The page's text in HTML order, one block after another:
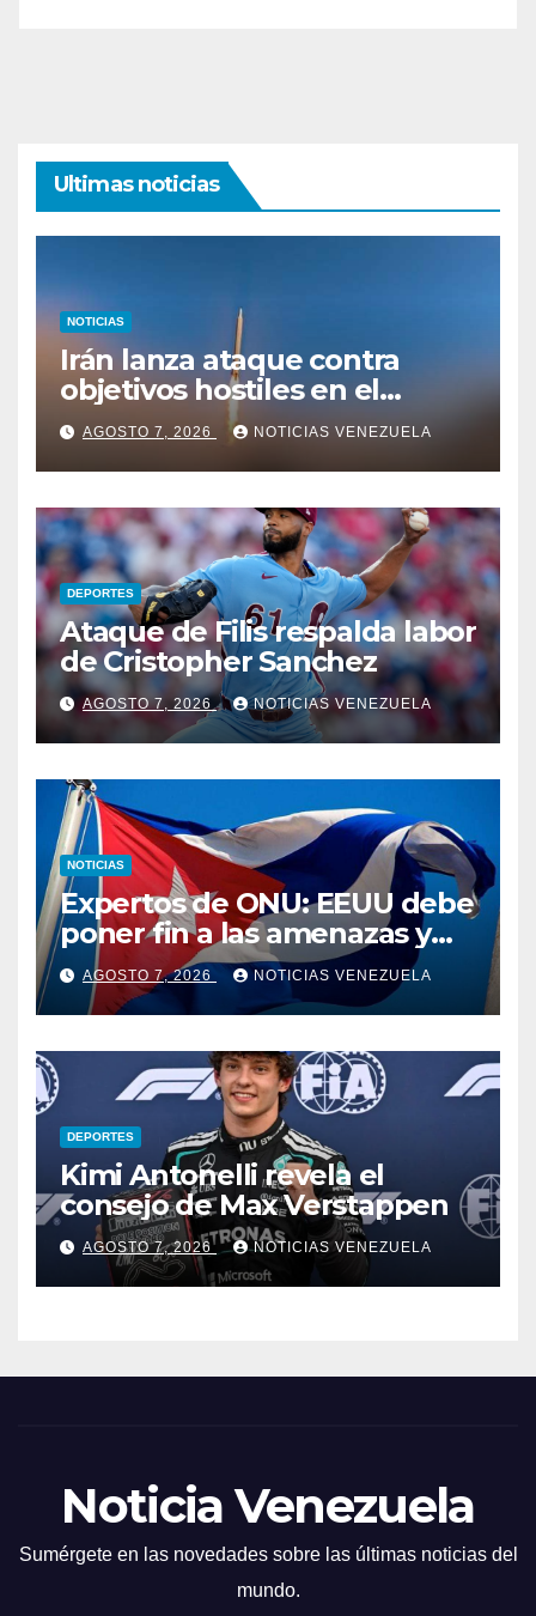
Ultimas noticias
NOTICIAS
Irán lanza ataque contra
objetivos hostiles en el
estrecho de Ormuz
AGOSTO 7, 2026 NOTICIAS VENEZUELA
DEPORTES
Ataque de Filis respalda labor
de Cristopher Sanchez
AGOSTO 7, 2026 NOTICIAS VENEZUELA
NOTICIAS
Expertos de ONU: EEUU debe
poner fin a las amenazas y
revocar medidas contra Cuba
AGOSTO 7, 2026 NOTICIAS VENEZUELA
DEPORTES
Kimi Antonelli revela el
consejo de Max Verstappen
AGOSTO 7, 2026 NOTICIAS VENEZUELA
Noticia Venezuela
Sumérgete en las novedades sobre las últimas noticias del
mundo.